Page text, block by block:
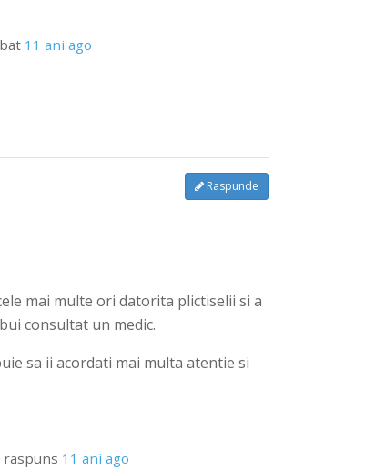
11 ani ago
Raspunde
mai multe ori datorita plictiselii si a
consultat un medic.
sa ii acordati mai multa atentie si
raspuns 11 ani ago